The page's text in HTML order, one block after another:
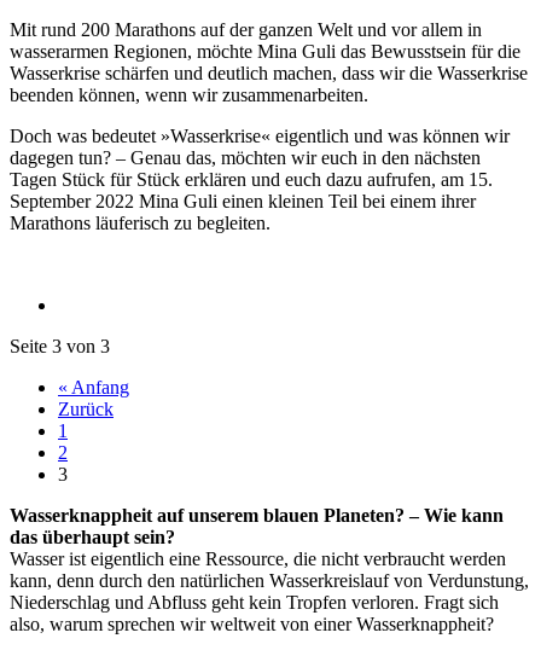
Mit rund 200 Marathons auf der ganzen Welt und vor allem in
wasserarmen Regionen, möchte Mina Guli das Bewusstsein für die
Wasserkrise schärfen und deutlich machen, dass wir die Wasserkrise
beenden können, wenn wir zusammenarbeiten.
Doch was bedeutet »Wasserkrise« eigentlich und was können wir
dagegen tun? – Genau das, möchten wir euch in den nächsten
Tagen Stück für Stück erklären und euch dazu aufrufen, am 15.
September 2022 Mina Guli einen kleinen Teil bei einem ihrer
Marathons läuferisch zu begleiten.
Seite 3 von 3
« Anfang
Zurück
1
2
3
Wasserknappheit auf unserem blauen Planeten? – Wie kann
das überhaupt sein?
Wasser ist eigentlich eine Ressource, die nicht verbraucht werden
kann, denn durch den natürlichen Wasserkreislauf von Verdunstung,
Niederschlag und Abfluss geht kein Tropfen verloren. Fragt sich
also, warum sprechen wir weltweit von einer Wasserknappheit?